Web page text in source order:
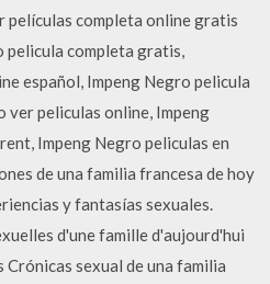
películas completa online gratis
pelicula completa gratis,
español, Impeng Negro pelicula
ver peliculas online, Impeng
Impeng Negro peliculas en
de una familia francesa de hoy
y fantasías sexuales.
d'une famille d'aujourd'hui
sexual de una familia